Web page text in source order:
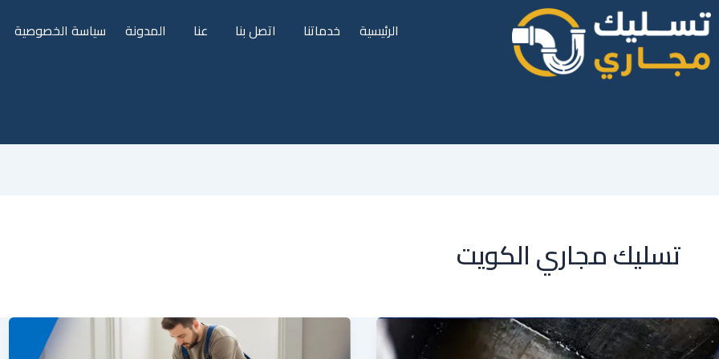
الرئيسية خدماتنا اتصل بنا عنا المدونة سياسة الخصوصية
تسليك مجاري الكويت